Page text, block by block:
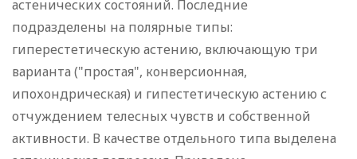
астенических состояний. Последние
подразделены на полярные типы:
гиперестетическую астению, включающую три
варианта ("простая", конверсионная,
ипохондрическая) и гипестетическую астению с
отчуждением телесных чувств и собственной
активности. В качестве отдельного типа выделена